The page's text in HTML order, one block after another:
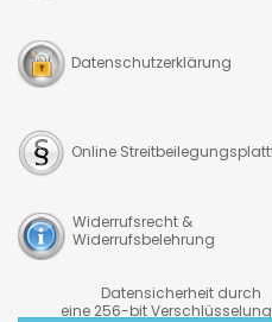
Datenschutzerklärung
Online
Widerrufsrecht &
Widerrufsbelehrung
Datensicherheit durch
eine 256-bit Verschlüsselung